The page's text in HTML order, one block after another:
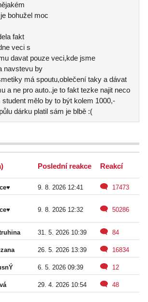
bohužel moc
fakt
veci s
davat pouze veci,kde jsme
navstevu by
má spoutu,oblečení taky a dávat
a ne pro auto..je to fakt tezke najit neco
mělo by to být kolem 1000,-
dárku platil sám je blbě :(
Poslední reakce Reakcí
9. 8. 2026 12:41 17473
9. 8. 2026 12:32 50286
31. 5. 2026 10:39 84
26. 5. 2026 13:39 16834
6. 5. 2026 09:39 12
29. 4. 2026 10:54 48